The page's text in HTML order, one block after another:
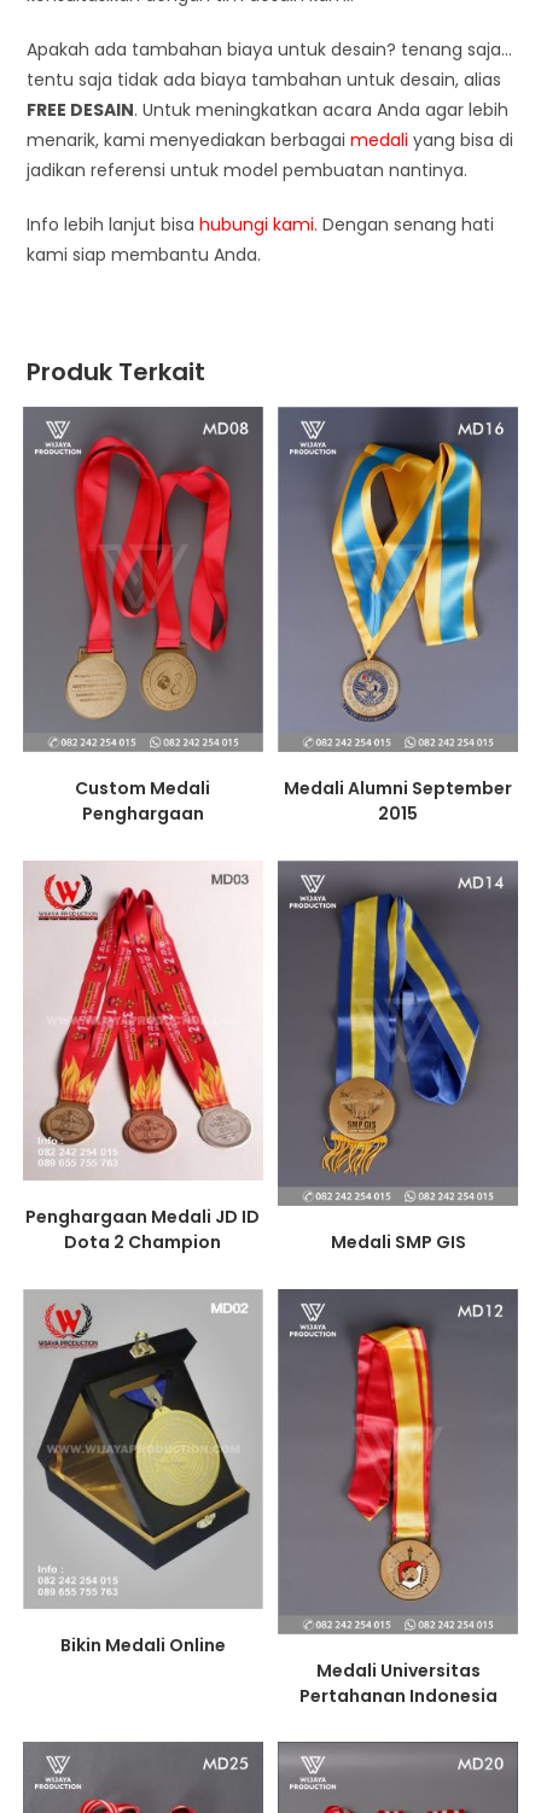
Apakah ada tambahan biaya untuk desain? tenang saja…
tentu saja tidak ada biaya tambahan untuk desain, alias
FREE DESAIN. Untuk meningkatkan acara Anda agar lebih
menarik, kami menyediakan berbagaimedali yang bisa di
jadikan referensi untuk model pembuatan nantinya.
Info lebih lanjut bisahubungi kami. Dengan senang hati
kami siap membantu Anda.
Produk Terkait
Custom Medali
Penghargaan
Medali Alumni September
2015
Penghargaan Medali JD ID
Dota 2 Champion
Medali SMP GIS
Bikin Medali Online
Medali Universitas
Pertahanan Indonesia